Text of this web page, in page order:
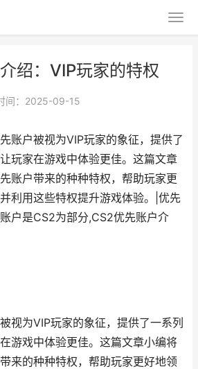
绍：VIP玩家的特权
间：2025-09-15
账户被视为VIP玩家的象征，提供了
玩家在游戏中体验更佳。这篇文章
账户带来的种种特权，帮助玩家更
利用这些特权提升游戏体验。|优先
户是CS2为部分,CS2优先账户介
视为VIP玩家的象征，提供了一系列
游戏中体验更佳。这篇文章小编将
来的种种特权，帮助玩家更好地领